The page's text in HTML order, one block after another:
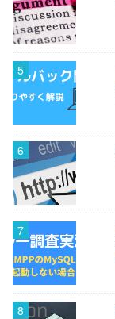
5
6
7
8